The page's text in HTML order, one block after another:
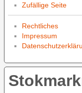
Zufällige Seite
Rechtliches
Impressum